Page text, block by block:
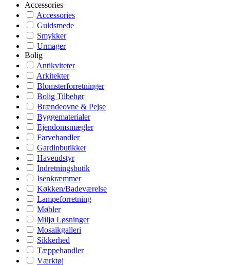
Accessories
Accessories
Guldsmede
Smykker
Urmager
Bolig
Antikviteter
Arkitekter
Blomsterforretninger
Bolig Tilbehør
Brændeovne & Pejse
Byggematerialer
Ejendomsmægler
Farvehandler
Gardinbutikker
Haveudstyr
Indretningsbutik
Isenkræmmer
Køkken/Badeværelse
Lampeforretning
Møbler
Miljø Løsninger
Mosaikgalleri
Sikkerhed
Tæppehandler
Værktøj